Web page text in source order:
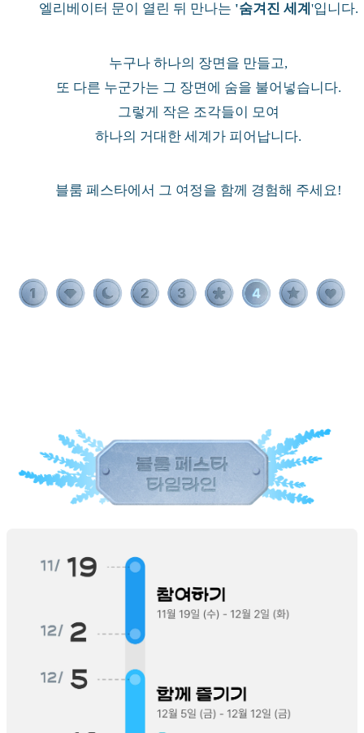
엘리베이터 문이 열린 뒤 만나는 '숨겨진 세계 '입니다.
누구나 하나의 장면을 만들고,
또 다른 누군가는 그 장면에 숨을 불어넣습니다.
그렇게 작은 조각들이 모여
하나의 거대한 세계가 피어납니다.
블룸 페스타에서 그 여정을 함께 경험해 주세요!